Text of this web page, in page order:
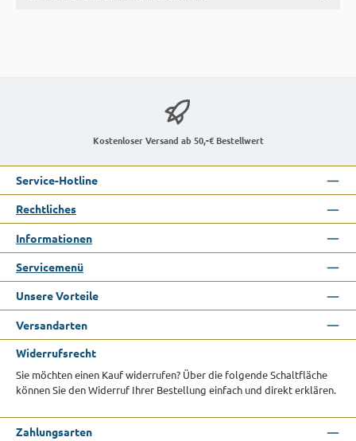
Kostenloser Versand ab 50,-€ Bestellwert
Service-Hotline
Rechtliches
Informationen
Servicemenü
Unsere Vorteile
Versandarten
Widerrufsrecht
Sie möchten einen Kauf widerrufen? Über die folgende Schaltfläche
können Sie den Widerruf Ihrer Bestellung einfach und direkt erklären.
Zahlungsarten